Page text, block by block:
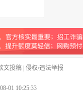
文投稿 | 侵权/违法举报
01 10:25:33